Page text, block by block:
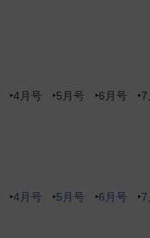
4月号 5月号 6月号
4月号 5月号 6月号